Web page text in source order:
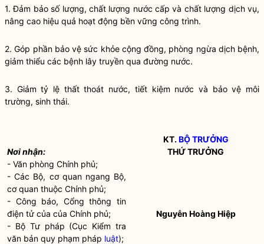
1. Đảm bảo số lượng, chất lượng nước cấp và chất lượng dịch vụ,
nâng cao hiệu quả hoạt động bền vững công trình.
2. Góp phần bảo vệ sức khỏe cộng đồng, phòng ngừa dịch bệnh,
giảm thiểu các bệnh lây truyền qua đường nước.
3. Giảm tỷ lệ thất thoát nước, tiết kiệm nước và bảo vệ môi
trường, sinh thái.
Nơi nhận:
- Văn phòng Chính phủ;
- Các Bộ, cơ quan ngang Bộ,
cơ quan thuộc Chính phủ;
- Công báo, Cổng thông tin
điện tử của của Chính phủ;
- Bộ Tư pháp (Cục Kiểm tra
văn bản quy phạm pháp luật);
KT.BỘ TRƯỞNG
THỨ TRƯỞNG
Nguyễn Hoàng Hiệp